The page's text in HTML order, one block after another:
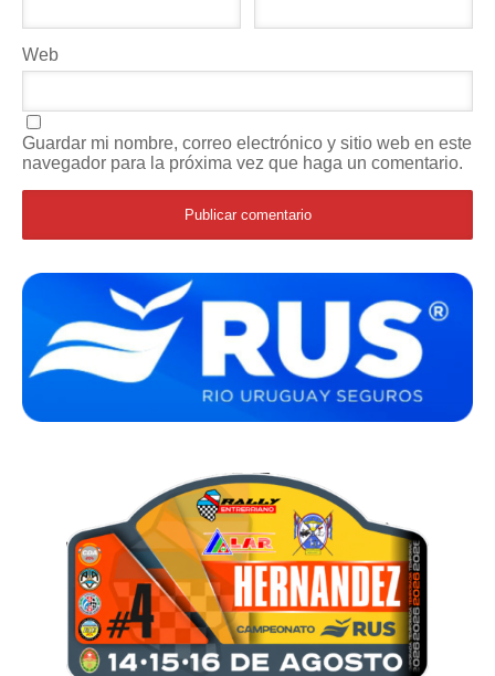
Web
Guardar mi nombre, correo electrónico y sitio web en este
navegador para la próxima vez que haga un comentario.